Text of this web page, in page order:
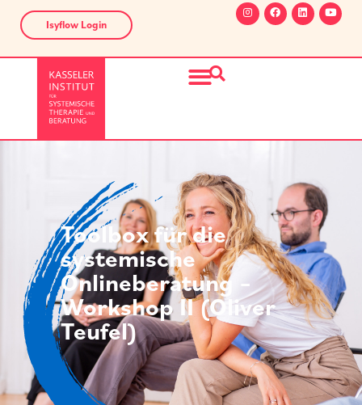
Isyflow Login
Toolbox für die
systemische
Onlineberatung –
Workshop II (Oliver
Teufel)